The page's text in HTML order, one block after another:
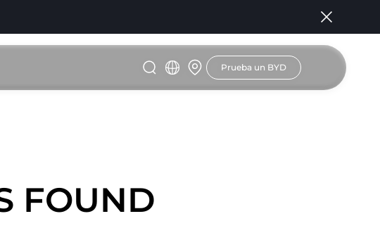
Prueba un BYD
FOUND